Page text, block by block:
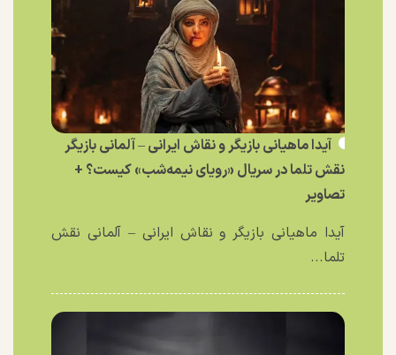
آیدا ماهیانی بازیگر و نقاش ایرانی – آلمانی بازیگر
نقش تلما در سریال «رویای نیمه‌شب» کیست؟ +
تصاویر
آیدا ماهیانی بازیگر و نقاش ایرانی – آلمانی نقش
تلما...